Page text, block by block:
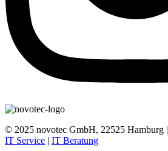
© 2025 novotec GmbH, 22525 Hamburg |
IT Service | IT Beratung